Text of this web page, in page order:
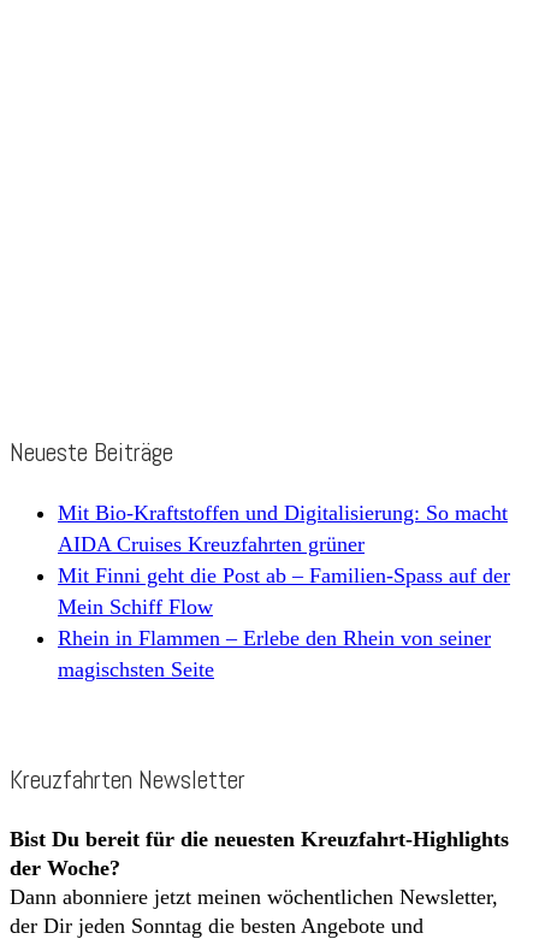
Neueste Beiträge
Mit Bio-Kraftstoffen und Digitalisierung: So macht
AIDA Cruises Kreuzfahrten grüner
Mit Finni geht die Post ab – Familien-Spass auf der
Mein Schiff Flow
Rhein in Flammen – Erlebe den Rhein von seiner
magischsten Seite
Kreuzfahrten Newsletter
Bist Du bereit für die neuesten Kreuzfahrt-Highlights
der Woche?
Dann abonniere jetzt meinen wöchentlichen Newsletter,
der Dir jeden Sonntag die besten Angebote und